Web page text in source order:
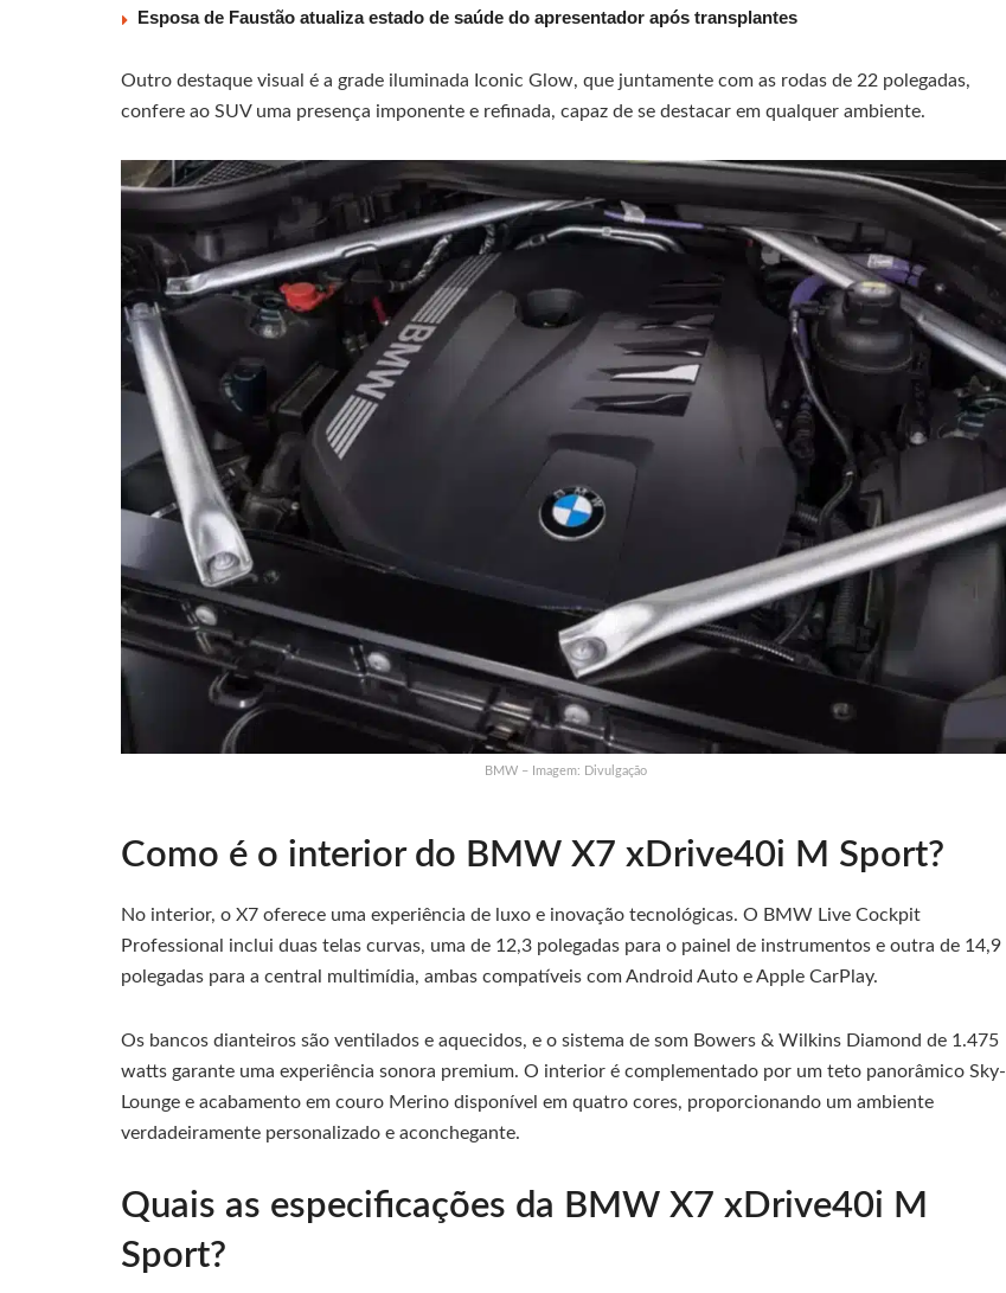
Esposa de Faustão atualiza estado de saúde do apresentador após transplantes
Outro destaque visual é a grade iluminada Iconic Glow, que juntamente com as rodas de 22 polegadas,
confere ao SUV uma presença imponente e refinada, capaz de se destacar em qualquer ambiente.
BMW – Imagem: Divulgação
Como é o interior do BMW X7 xDrive40i M Sport?
No interior, o X7 oferece uma experiência de luxo e inovação tecnológicas. O BMW Live Cockpit
Professional inclui duas telas curvas, uma de 12,3 polegadas para o painel de instrumentos e outra de 14,9
polegadas para a central multimídia, ambas compatíveis com Android Auto e Apple CarPlay.
Os bancos dianteiros são ventilados e aquecidos, e o sistema de som Bowers & Wilkins Diamond de 1.475
watts garante uma experiência sonora premium. O interior é complementado por um teto panorâmico Sky-
Lounge e acabamento em couro Merino disponível em quatro cores, proporcionando um ambiente
verdadeiramente personalizado e aconchegante.
Quais as especificações da BMW X7 xDrive40i M
Sport?